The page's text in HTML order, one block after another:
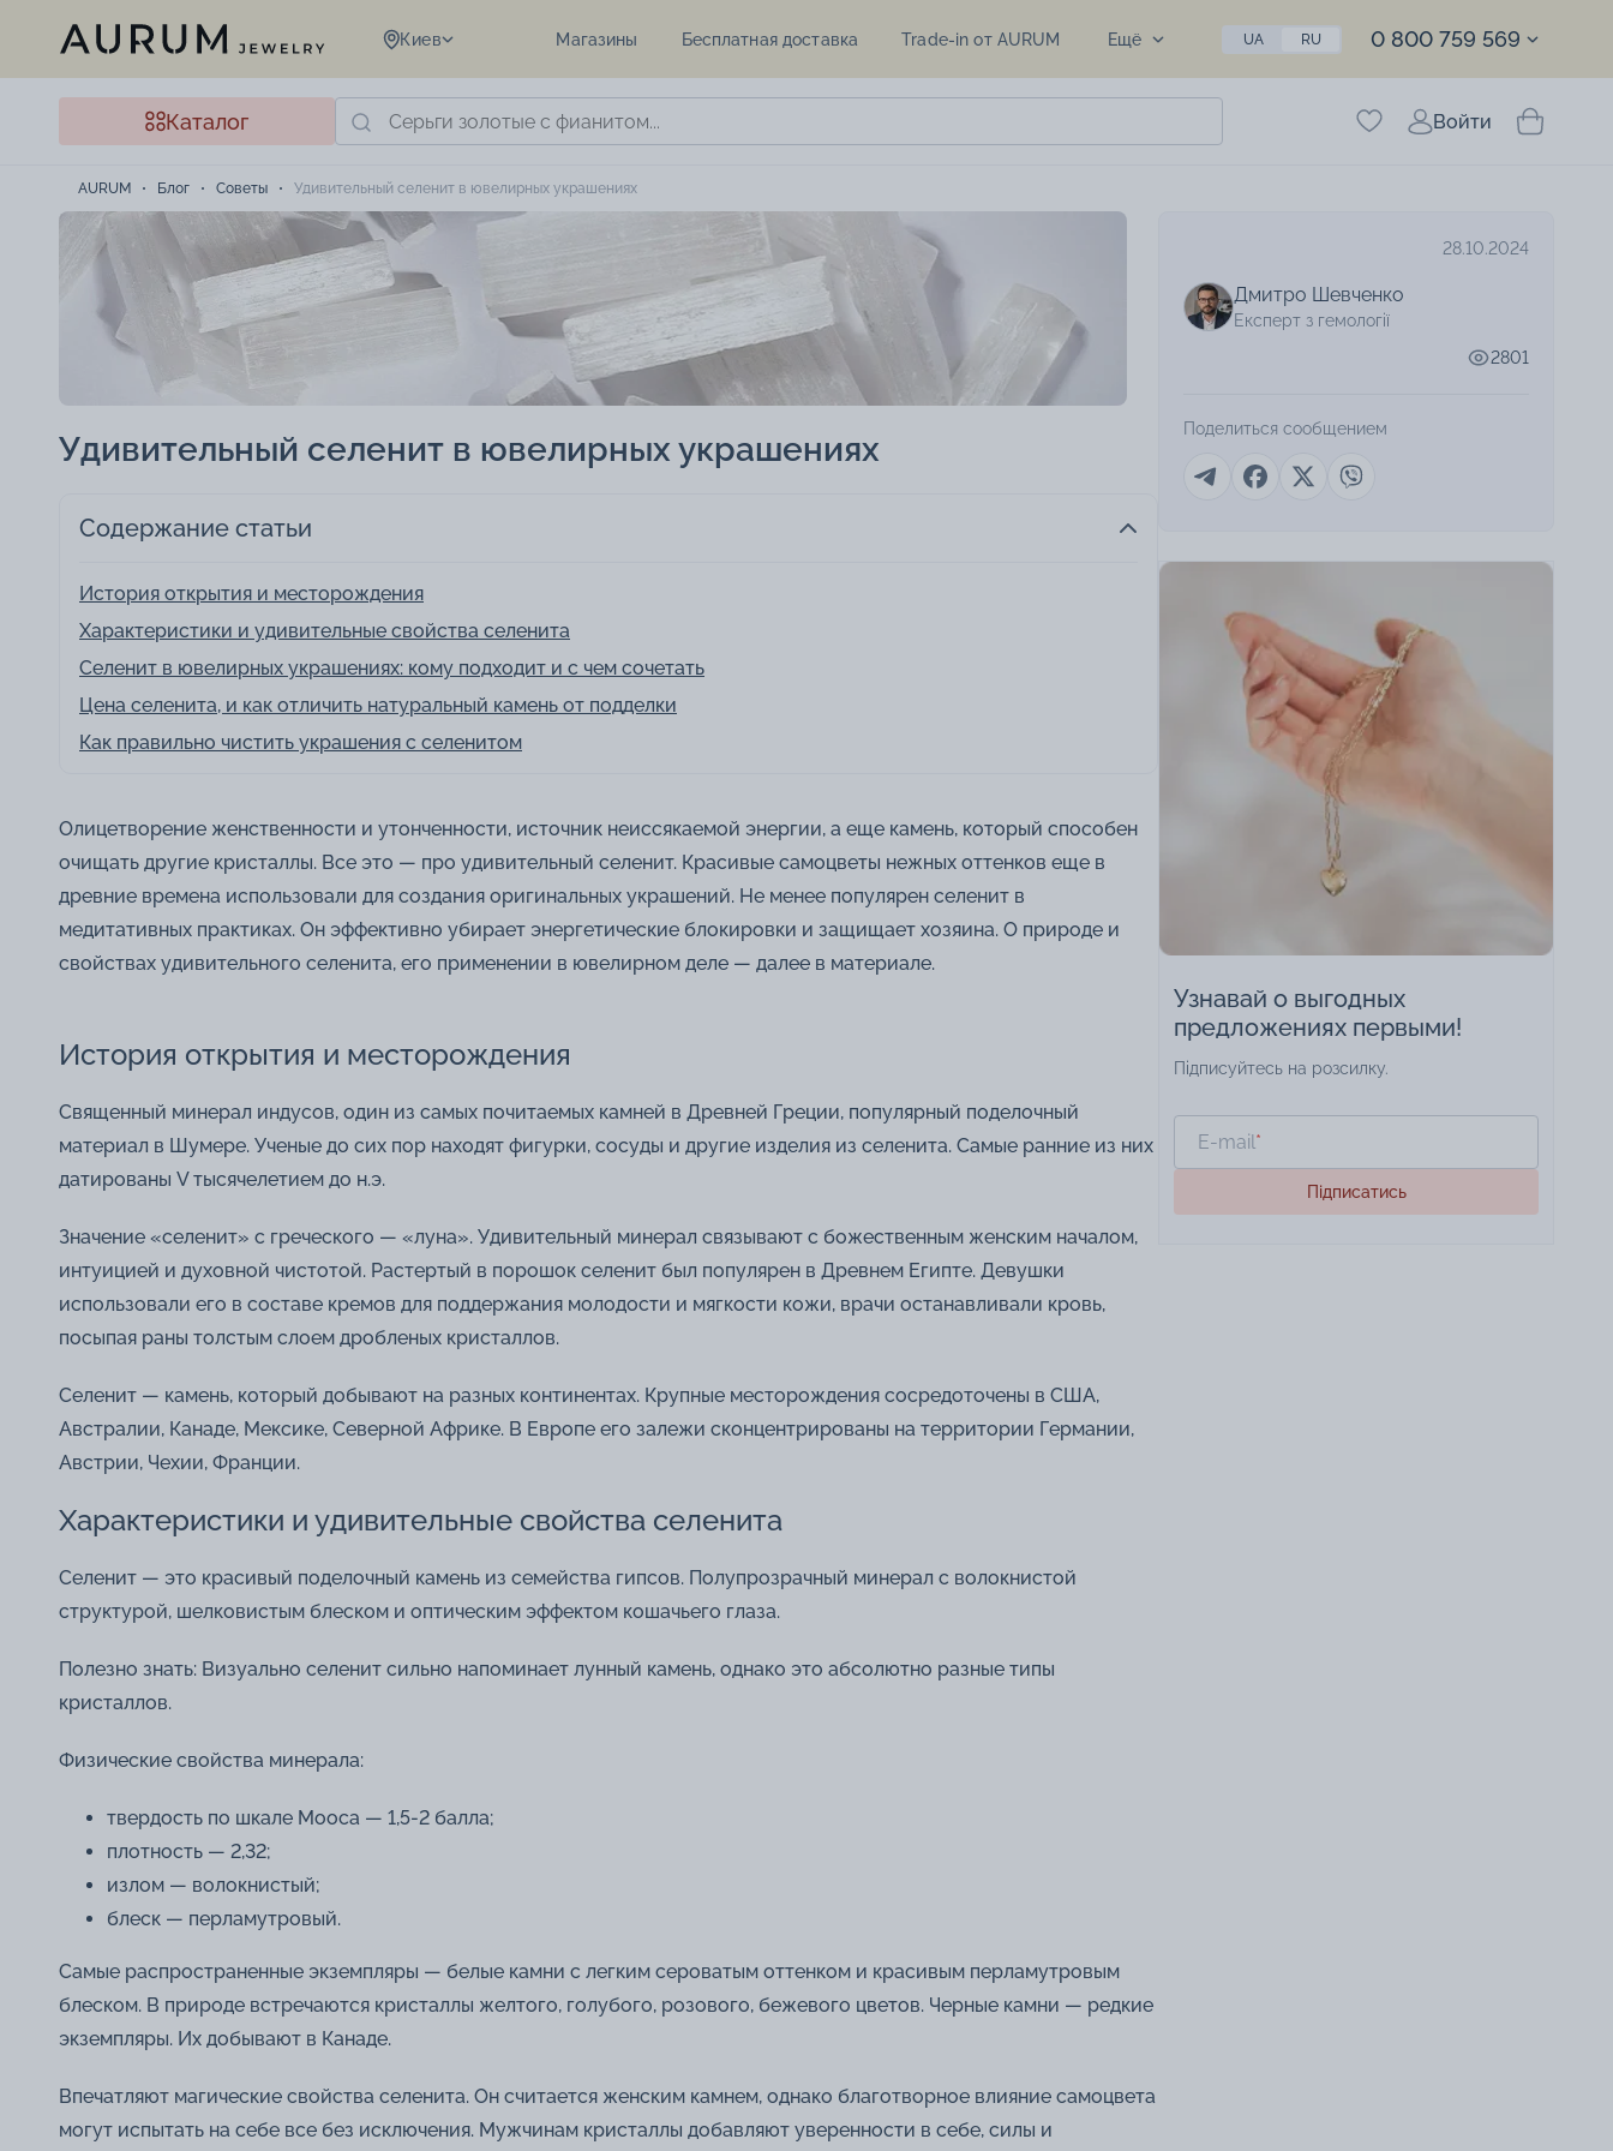
Киев Магазины Бесплатная доставка Trade-in от AURUM Ещё UA RU 0 800 759 569
Каталог Войти
AURUM Блог Советы Удивительный селенит в ювелирных украшениях
Удивительный селенит в ювелирных украшениях
Содержание статьи
История открытия и месторождения
Характеристики и удивительные свойства селенита
Селенит в ювелирных украшениях: кому подходит и с чем сочетать
Цена селенита, и как отличить натуральный камень от подделки
Как правильно чистить украшения с селенитом
Олицетворение женственности и утонченности, источник неиссякаемой энергии, а еще камень, который способен
очищать другие кристаллы. Все это — про удивительный селенит. Красивые самоцветы нежных оттенков еще в
древние времена использовали для создания оригинальных украшений. Не менее популярен селенит в
медитативных практиках. Он эффективно убирает энергетические блокировки и защищает хозяина. О природе и
свойствах удивительного селенита, его применении в ювелирном деле — далее в материале.
История открытия и месторождения
Священный минерал индусов, один из самых почитаемых камней в Древней Греции, популярный поделочный
материал в Шумере. Ученые до сих пор находят фигурки, сосуды и другие изделия из селенита. Самые ранние из них
датированы V тысячелетием до н.э.
Значение «селенит» с греческого — «луна». Удивительный минерал связывают с божественным женским началом,
интуицией и духовной чистотой. Растертый в порошок селенит был популярен в Древнем Египте. Девушки
использовали его в составе кремов для поддержания молодости и мягкости кожи, врачи останавливали кровь,
посыпая раны толстым слоем дробленых кристаллов.
Селенит — камень, который добывают на разных континентах. Крупные месторождения сосредоточены в США,
Австралии, Канаде, Мексике, Северной Африке. В Европе его залежи сконцентрированы на территории Германии,
Австрии, Чехии, Франции.
Характеристики и удивительные свойства селенита
Селенит — это красивый поделочный камень из семейства гипсов. Полупрозрачный минерал с волокнистой
структурой, шелковистым блеском и оптическим эффектом кошачьего глаза.
Полезно знать: Визуально селенит сильно напоминает лунный камень, однако это абсолютно разные типы
кристаллов.
Физические свойства минерала:
твердость по шкале Мооса — 1,5-2 балла;
плотность — 2,32;
излом — волокнистый;
блеск — перламутровый.
Самые распространенные экземпляры — белые камни с легким сероватым оттенком и красивым перламутровым
блеском. В природе встречаются кристаллы желтого, голубого, розового, бежевого цветов. Черные камни — редкие
экземпляры. Их добывают в Канаде.
Впечатляют магические свойства селенита. Он считается женским камнем, однако благотворное влияние самоцвета
могут испытать на себе все без исключения. Мужчинам кристаллы добавляют уверенности в себе, силы и
28.10.2024
Дмитро Шевченко
Експерт з гемології
2801
Поделиться сообщением
Узнавай о выгодных
предложениях первыми!
Підписуйтесь на розсилку.
E-mail*
Підписатись